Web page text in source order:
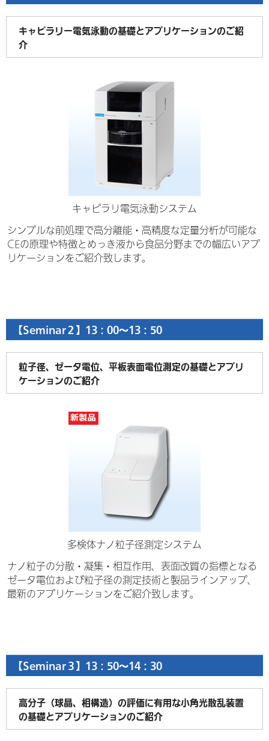
キャピラリー電気泳動の基礎とアプリケーションのご紹
介
キャピラリ電気泳動システム
シンプルな前処理で高分離能・高精度な定量分析が可能な
CEの原理や特徴とめっき液から食品分野までの幅広いアプ
リケーションをご紹介致します。
【Seminar２】13：00～13：50
粒子径、ゼータ電位、平板表面電位測定の基礎とアプリ
ケーションのご紹介
多検体ナノ粒子径測定システム
ナノ粒子の分散・凝集・相互作用、表面改質の指標となる
ゼータ電位および粒子径の測定技術と製品ラインアップ、
最新のアプリケーションをご紹介致します。
【Seminar３】13：50～14：30
高分子（球晶、相構造）の評価に有用な小角光散乱装置
の基礎とアプリケーションのご紹介